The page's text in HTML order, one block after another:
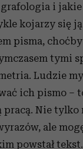
i
kojarzy się ją
pisma,
tymi
Ludzie
ich pismo –
pracą. Nie tylko
ale
powstał